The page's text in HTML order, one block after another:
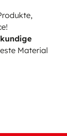
Material